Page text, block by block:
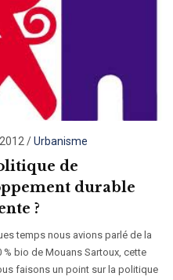
/Urbanisme
de
durable
?
temps nous avions parlé de la
% bio de Mouans Sartoux, cette
faisons un point sur la politique